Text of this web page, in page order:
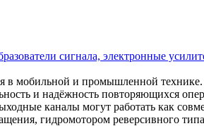
сигнала, электронные
в мобильной и промышленной
и надёжность повторяющихся
каналы могут работать как
гидромотором реверсивного